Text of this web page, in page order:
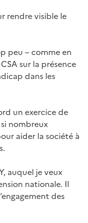
rendre visible le
peu – comme en
sur la présence
dans les
un exercice de
nombreux
aider la société à
auquel je veux
nationale. Il
des